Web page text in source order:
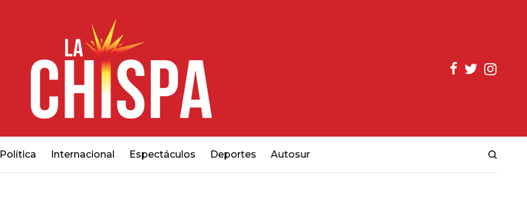
Política Internacional Espectáculos Deportes Autosur